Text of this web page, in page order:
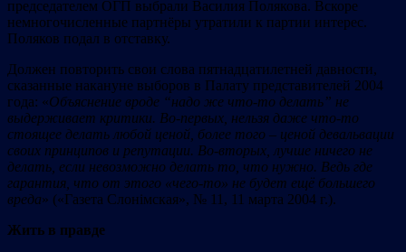
председателем ОГП выбрали Василия Полякова. Вскоре
немногочисленные партнёры утратили к партии интерес.
Поляков подал в отставку.
Должен повторить свои слова пятнадцатилетней давности,
сказанные накануне выборов в Палату представителей 2004
года: «Объяснение вроде “надо же что-то делать” не
выдерживает критики. Во-первых, нельзя даже что-то
стоящее делать любой ценой, более того – ценой девальвации
своих принципов и репутации. Во-вторых, лучше ничего не
делать, если невозможно делать то, что нужно. Ведь где
гарантия, что от этого «чего-то» не будет ещё большего
вреда» («Газета Слонімская», № 11, 11 марта 2004 г.).
Жить в правде